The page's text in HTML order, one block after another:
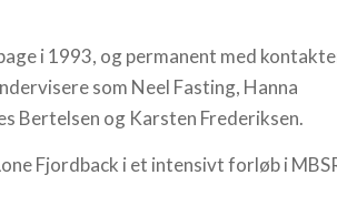
i 1993, og permanent med
som Neel Fasting, Hanna
Bertelsen og Karsten Frederiksen.
Fjordback i et intensivt forløb i